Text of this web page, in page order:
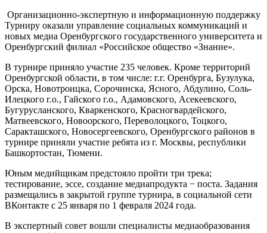
Организационно-экспертную и информационную поддержку
Турниру оказали управление социальных коммуникаций и
новых медиа Оренбургского государственного университета и
Оренбургский филиал «Российское общество «Знание».
В турнире приняло участие 235 человек. Кроме территорий
Оренбургской области, в том числе: г.г. Оренбурга, Бузулука,
Орска, Новотроицка, Сорочинска, Ясного, Абдулино, Соль-
Илецкого г.о., Гайского г.о., Адамовского, Асекеевского,
Бугурусланского, Кваркенского, Красногвардейского,
Матвеевского, Новоорского, Переволоцкого, Тоцкого,
Саракташского, Новосергеевского, Оренбургского районов в
турнире приняли участие ребята из г. Москвы, республики
Башкортостан, Тюмени.
Юным медийщикам предстояло пройти три трека;
тестирование, эссе, создание медиапродукта − поста. Задания
размещались в закрытой группе турнира, в социальной сети
ВКонтакте с 25 января по 1 февраля 2024 года.
В экспертный совет вошли специалисты медиаобразования